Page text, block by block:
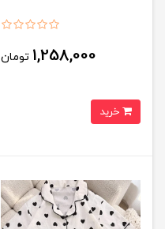
1,258,000 تومان